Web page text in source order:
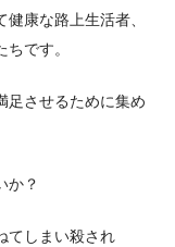
康な路上生活者、
です。
足させるために集め
か？
てしまい殺され